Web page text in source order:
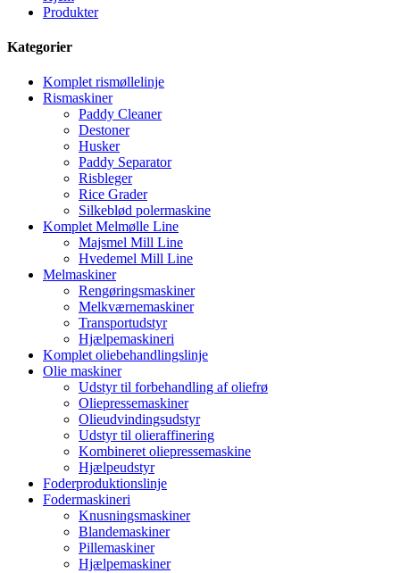
Produkter
Kategorier
Komplet rismøllelinje
Rismaskiner
Paddy Cleaner
Destoner
Husker
Paddy Separator
Risbleger
Rice Grader
Silkeblød polermaskine
Komplet Melmølle Line
Majsmel Mill Line
Hvedemel Mill Line
Melmaskiner
Rengøringsmaskiner
Melkværnemaskiner
Transportudstyr
Hjælpemaskineri
Komplet oliebehandlingslinje
Olie maskiner
Udstyr til forbehandling af oliefrø
Oliepressemaskiner
Olieudvindingsudstyr
Udstyr til olieraffinering
Kombineret oliepressemaskine
Hjælpeudstyr
Foderproduktionslinje
Fodermaskineri
Knusningsmaskiner
Blandemaskiner
Pillemaskiner
Hjælpemaskiner